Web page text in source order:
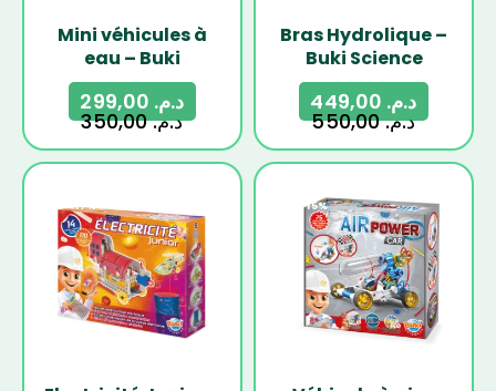
Mini véhicules à
eau – Buki
د.م.350,00
د.م.
Bras Hydrolique –
Buki Science
د.م.550,00
د.م.
-17% -15%